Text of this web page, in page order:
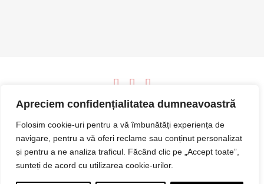
Apreciem confidențialitatea dumneavoastră
Folosim cookie-uri pentru a vă îmbunătăți experiența de
navigare, pentru a vă oferi reclame sau conținut personalizat
și pentru a ne analiza traficul. Făcând clic pe „Accept toate”,
sunteți de acord cu utilizarea cookie-urilor.
©2024 clinica eminescu. by pasul următor